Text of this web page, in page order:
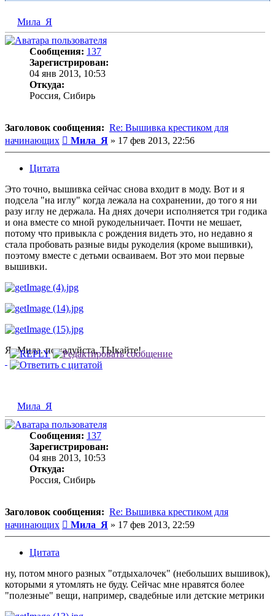
Мила_Я
Сообщения: 137
Зарегистрирован:
04 янв 2013, 10:53
Откуда:
Россия, Сибирь
Заголовок сообщения: Re: Вышивка крестиком для
начинающих
Сообщение
Мила_Я » 17 фев 2013, 22:56
Цитата
Это точно, вышивка сейчас снова входит в моду. Вот и я
подсела "на иглу" когда лежала на сохранении, до того я ни
разу иглу не держала. На днях дочери исполняется три годика
и она вместе со мной рукодельничает. Почти не мешает,
потому что привыкла с рождения видеть это, но недавно я
стала пробовать разные виды рукоделия (кроме вышивки),
поэтому вместе с детьми осваиваем. Вот это мои первые
вышивки.
Я- Мила. пожалуйста, ТЫкайте!
Мила_Я
Сообщения: 137
Зарегистрирован:
04 янв 2013, 10:53
Откуда:
Россия, Сибирь
Заголовок сообщения: Re: Вышивка крестиком для
начинающих
Сообщение
Мила_Я » 17 фев 2013, 22:59
Цитата
ну, потом много разных "отдыхалочек" (небольших вышивок),
которыми я утомлять не буду. Сейчас мне нравятся более
"полезные" вещи, например, свадебные или детские метрики